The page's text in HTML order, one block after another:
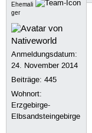
Ehemali
ger
Anmeldungsdatum:
24. November 2014
Beiträge:445
Wohnort:
Erzgebirge-
Elbsandsteingebirge